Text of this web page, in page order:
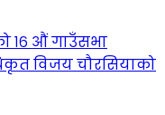
१६ औं गाउँसभा
विजय चौरसियाको